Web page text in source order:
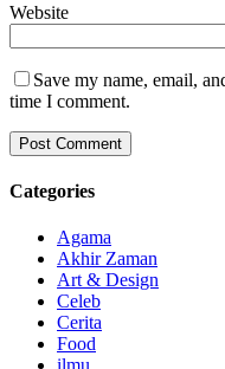
Website
Save my name, email,
time I comment.
Categories
Agama
Akhir Zaman
Art & Design
Celeb
Cerita
Food